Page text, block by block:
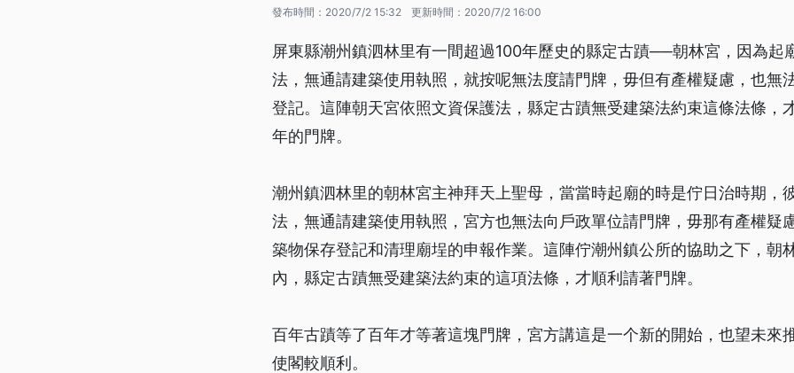
發布時間： 2020/7/2 15:32 更新時間： 2020/7/2 16:00
屏東縣潮州鎮泗林里有一間超過100年歷史的縣定古蹟──朝林宮，因為起
法，無通請建築使用執照，就按呢無法度請門牌，毋但有產權疑慮，也無
登記。這陣朝天宮依照文資保護法，縣定古蹟無受建築法約束這條法條，
年的門牌。
潮州鎮泗林里的朝林宮主神拜天上聖母，當當時起廟的時是佇日治時期，
法，無通請建築使用執照，宮方也無法向戶政單位請門牌，毋那有產權疑
築物保存登記和清理廟埕的申報作業。這陣佇潮州鎮公所的協助之下，朝
內，縣定古蹟無受建築法約束的這項法條，才順利請著門牌。
百年古蹟等了百年才等著這塊門牌，宮方講這是一个新的開始，也望未來
使閣較順利。